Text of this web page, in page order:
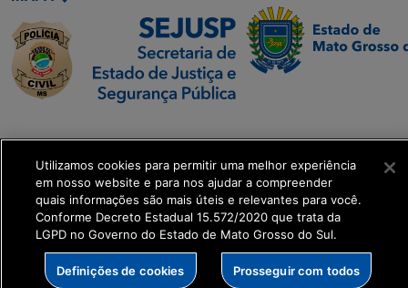
Transformação Digital
get_footer();
Utilizamos cookies para permitir uma melhor experiência
em nosso website e para nos ajudar a compreender
quais informações são mais úteis e relevantes para você.
Conforme Decreto Estadual 15.572/2020 que trata da
LGPD no Governo do Estado de Mato Grosso do Sul.
Definições de cookies Prosseguir com todos